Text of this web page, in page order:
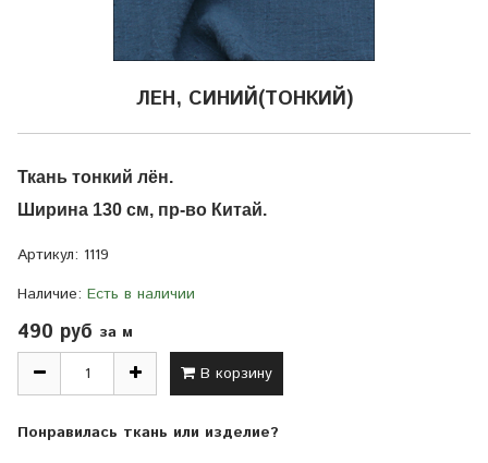
ЛЕН, СИНИЙ(ТОНКИЙ)
Ткань тонкий лён.
Ширина 130 см, пр-во Китай.
Артикул: 1119
Наличие: Есть в наличии
490 руб за м
В корзину
Понравилась ткань или изделие?